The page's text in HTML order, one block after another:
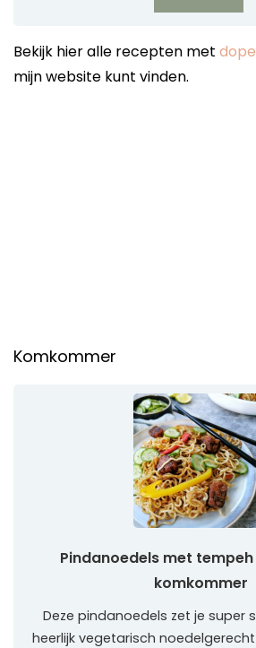
Bekijk hier alle recepten met
mijn website kunt vinden.
Komkommer
Pindanoedels met
komkommer
Deze pindanoedels zet je super
heerlijk vegetarisch